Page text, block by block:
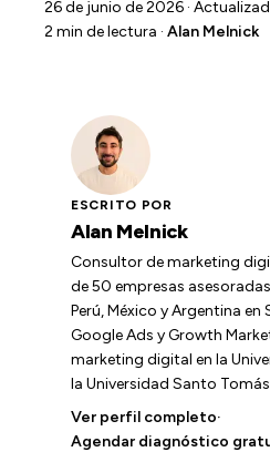
26 de junio de 2026 ·
2 min de lectura · Alan Melnick
ESCRITO POR
Alan Melnick
Consultor de marketing
de 50 empresas
Perú, México y Argentina en
Google Ads y Growth
marketing digital en la
la Universidad Santo
Ver perfil completo·
Agendar diagnóstico